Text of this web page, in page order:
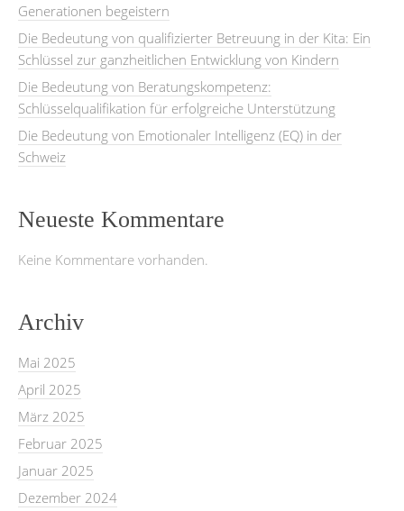
Generationen begeistern
Die Bedeutung von qualifizierter Betreuung in der Kita: Ein
Schlüssel zur ganzheitlichen Entwicklung von Kindern
Die Bedeutung von Beratungskompetenz:
Schlüsselqualifikation für erfolgreiche Unterstützung
Die Bedeutung von Emotionaler Intelligenz (EQ) in der
Schweiz
Neueste Kommentare
Keine Kommentare vorhanden.
Archiv
Mai 2025
April 2025
März 2025
Februar 2025
Januar 2025
Dezember 2024